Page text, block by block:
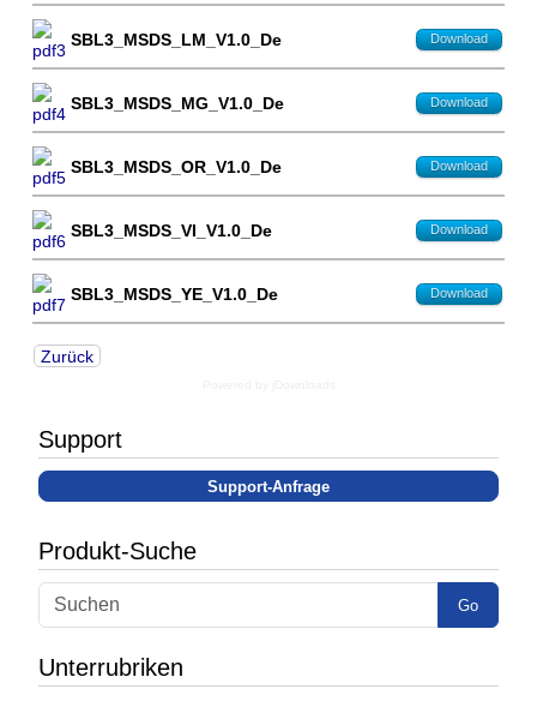
SBL3_MSDS_LM_V1.0_De Download
SBL3_MSDS_MG_V1.0_De Download
SBL3_MSDS_OR_V1.0_De Download
SBL3_MSDS_VI_V1.0_De Download
SBL3_MSDS_YE_V1.0_De Download
Zurück
Support
Support-Anfrage
Produkt-Suche
Go
Unterrubriken